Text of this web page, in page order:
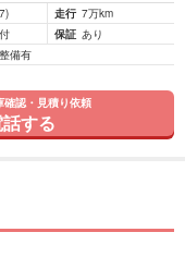
走行 7万km
保証 あり
備有
確認・見積り依頼
する